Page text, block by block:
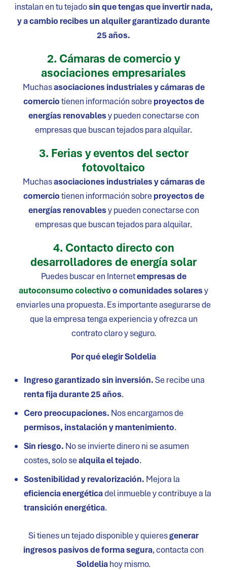
instalan en tu tejadosin que tengas que invertir nada,
y a cambio recibes un alquiler garantizado durante
25 años.
2. Cámaras de comercio y
asociaciones empresariales
Muchasasociaciones industriales y cámaras de
comerciotienen información sobreproyectos de
energías renovablesy pueden conectarse con
empresas que buscan tejados para alquilar.
3. Ferias y eventos del sector
fotovoltaico
Muchasasociaciones industriales y cámaras de
comerciotienen información sobreproyectos de
energías renovablesy pueden conectarse con
empresas que buscan tejados para alquilar.
4. Contacto directo con
desarrolladores de energía solar
Puedes buscar en Internetempresas de
autoconsumo colectivoo comunidades solaresy
enviarles una propuesta. Es importante asegurarse de
que la empresa tenga experiencia y ofrezca un
contrato claro y seguro.
Por qué elegir Soldelia
Ingreso garantizado sin inversión.Se recibe una
renta fija durante 25 años.
Cero preocupaciones. Nos encargamos de
permisos, instalación y mantenimiento.
Sin riesgo. No se invierte dinero ni se asumen
costes, solo sealquila el tejado.
Sostenibilidad y revalorización. Mejora la
eficiencia energéticadel inmueble y contribuye a la
transición energética.
Si tienes un tejado disponible y quieresgenerar
ingresos pasivos de forma segura, contacta con
Soldeliahoy mismo.